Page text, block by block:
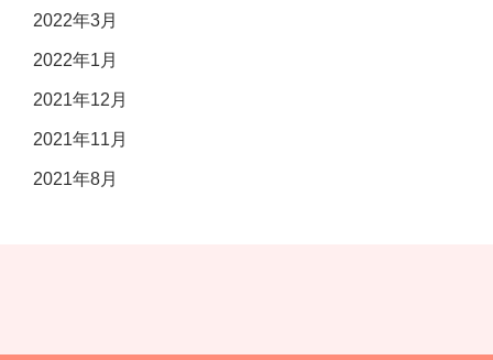
2022年3月
2022年1月
2021年12月
2021年11月
2021年8月